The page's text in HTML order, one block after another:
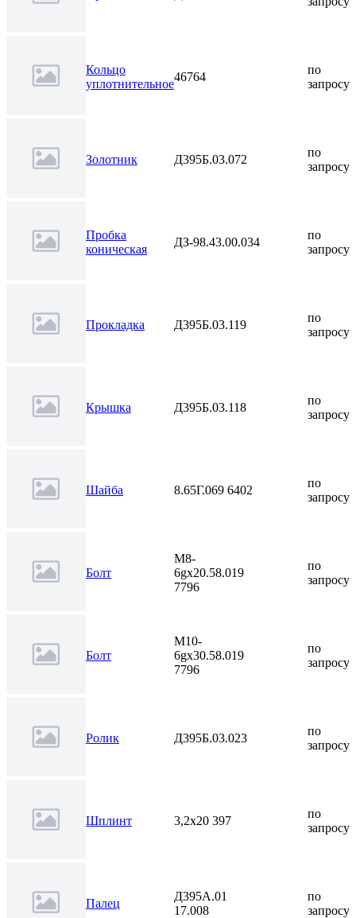
Кольцо
уплотнительное
46764
по
запросу
Золотник Д395Б.03.072
по
запросу
Пробка
коническая
ДЗ-98.43.00.034
по
запросу
Прокладка Д395Б.03.119
по
запросу
Крышка Д395Б.03.118
по
запросу
Шайба 8.65Г.069 6402
по
запросу
Болт
М8-
6gх20.58.019
7796
по
запросу
Болт
М10-
6gх30.58.019
7796
по
запросу
Ролик Д395Б.03.023
по
запросу
Шплинт 3,2х20 397
по
запросу
Палец
Д395А.01
17.008
по
запросу